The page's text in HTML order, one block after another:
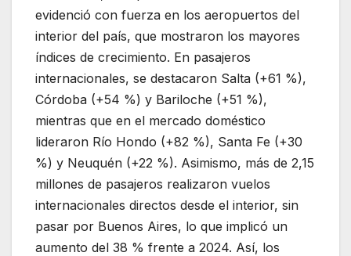
evidenció con fuerza en los aeropuertos del
interior del país, que mostraron los mayores
índices de crecimiento. En pasajeros
internacionales, se destacaron Salta (+61 %),
Córdoba (+54 %) y Bariloche (+51 %),
mientras que en el mercado doméstico
lideraron Río Hondo (+82 %), Santa Fe (+30
%) y Neuquén (+22 %). Asimismo, más de 2,15
millones de pasajeros realizaron vuelos
internacionales directos desde el interior, sin
pasar por Buenos Aires, lo que implicó un
aumento del 38 % frente a 2024. Así, los